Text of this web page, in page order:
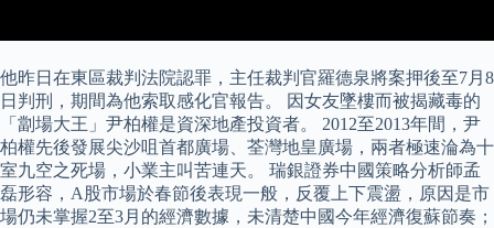
他昨日在東區裁判法院認罪，主任裁判官羅德泉將案押後至7月8
日判刑，期間為他索取感化官報告。 因女友墜樓而被揭藏毒的
「劏場大王」尹柏權是資深地產投資者。 2012至2013年間，尹
柏權先後發展尖沙咀首都廣場、荃灣地皇廣場，兩者極速淪為十
室九空之死場，小業主叫苦連天。 瑞銀證券中國策略分析師孟
磊形容，A股市場於春節後表現一般，反覆上下震盪，原因是市
場仍未掌握2至3月的經濟數據，未清楚中國今年經濟復蘇節奏；